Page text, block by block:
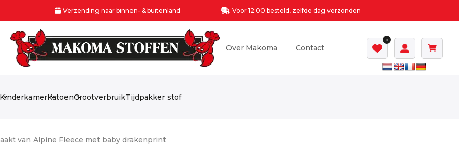
Verzending naar binnen- & buitenland Voor 12:00 besteld, zelfde dag verzonden
Over Makoma Contact
0
KinderkamerKatoenGrootverbruikTijdpakker stof
van Alpine Fleece met baby drakenprint